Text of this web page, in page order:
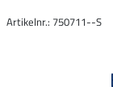
Artikelnr.: 750711--S